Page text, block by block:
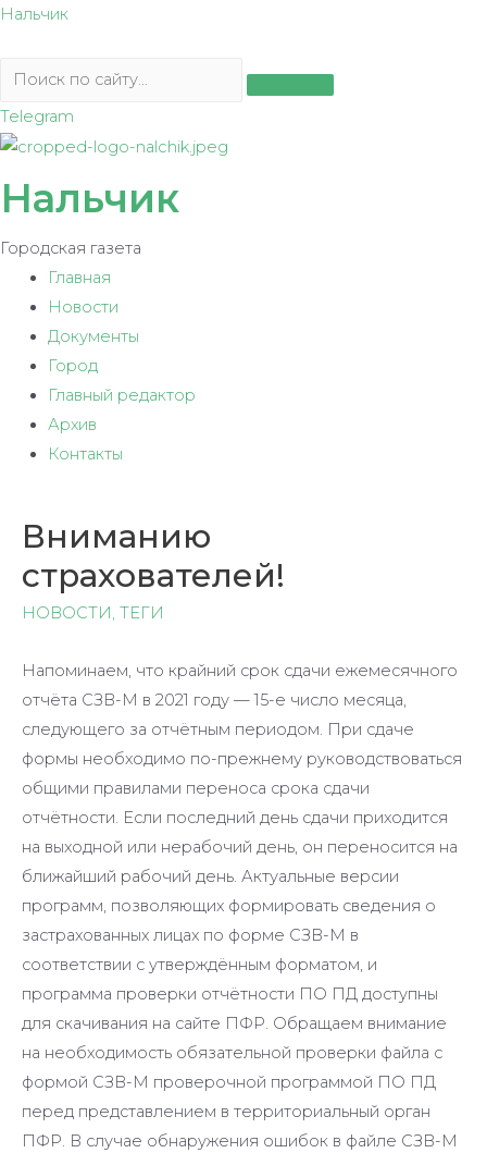
Перейти
содержимому
Нальчик
Telegram
Нальчик
Городская газета
Главная
Новости
Документы
Город
Главный редактор
Архив
Контакты
Вниманию
страхователей!
НОВОСТИ, ТЕГИ
Напоминаем, что крайний срок сдачи ежемесячного
отчёта СЗВ-М в 2021 году — 15-е число месяца,
следующего за отчётным периодом. При сдаче
формы необходимо по-прежнему руководствоваться
общими правилами переноса срока сдачи
отчётности. Если последний день сдачи приходится
на выходной или нерабочий день, он переносится на
ближайший рабочий день. Актуальные версии
программ, позволяющих формировать сведения о
застрахованных лицах по форме СЗВ-М в
соответствии с утверждённым форматом, и
программа проверки отчётности ПО ПД доступны
для скачивания на сайте ПФР. Обращаем внимание
на необходимость обязательной проверки файла с
формой СЗВ-М проверочной программой ПО ПД
перед представлением в территориальный орган
ПФР. В случае обнаружения ошибок в файле СЗВ-М